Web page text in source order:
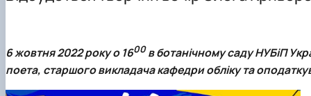
Навчально-методична література
Науковий гурток "Ветеринарна фармакологія і
Аспірантура
6 жовтня 2022 року о 1600в ботанічному саду НУБіП
поета, старшого викладача кафедри обліку та